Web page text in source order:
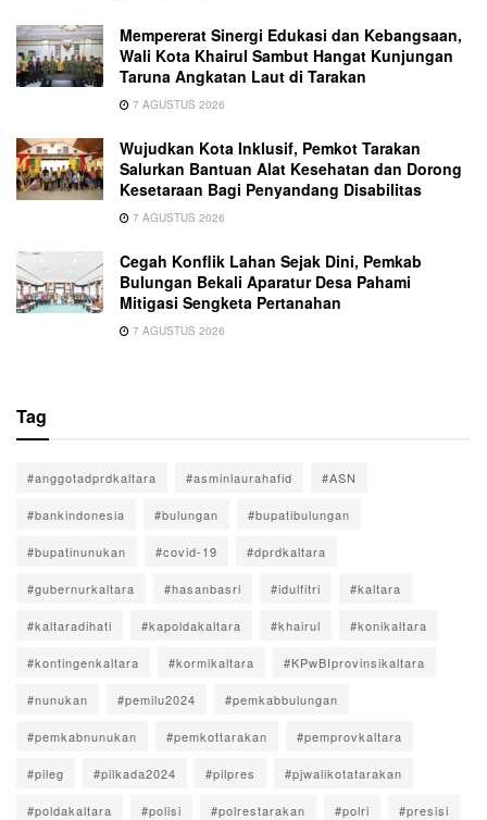
Mempererat Sinergi Edukasi dan Kebangsaan,
Wali Kota Khairul Sambut Hangat Kunjungan
Taruna Angkatan Laut di Tarakan
7 AGUSTUS 2026
Wujudkan Kota Inklusif, Pemkot Tarakan
Salurkan Bantuan Alat Kesehatan dan Dorong
Kesetaraan Bagi Penyandang Disabilitas
7 AGUSTUS 2026
Cegah Konflik Lahan Sejak Dini, Pemkab
Bulungan Bekali Aparatur Desa Pahami
Mitigasi Sengketa Pertanahan
7 AGUSTUS 2026
Tag
#anggotadprdkaltara #asminlaurahafid #ASN
#bankindonesia #bulungan #bupatibulungan
#bupatinunukan #covid-19 #dprdkaltara
#gubernurkaltara #hasanbasri #idulfitri #kaltara
#kaltaradihati #kapoldakaltara #khairul #konikaltara
#kontingenkaltara #kormikaltara #KPwBIprovinsikaltara
#nunukan #pemilu2024 #pemkabbulungan
#pemkabnunukan #pemkottarakan #pemprovkaltara
#pileg #pilkada2024 #pilpres #pjwalikotatarakan
#poldakaltara #polisi #polrestarakan #polri #presisi